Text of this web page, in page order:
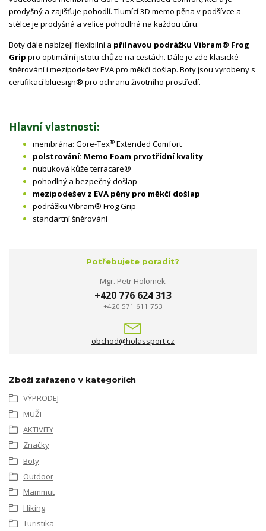
prodyšný a zajišťuje pohodlí. Tlumící 3D memo pěna v podšívce a
stélce je prodyšná a velice pohodlná na každou túru.
Boty dále nabízejí flexibilní a přilnavou podrážku Vibram® Frog
Grip pro optimální jistotu chůze na cestách. Dále je zde klasické
šněrování i mezipodešev EVA pro měkčí došlap. Boty jsou vyrobeny s
certifikací bluesign® pro ochranu životního prostředí.
Hlavní vlastnosti:
membrána: Gore-Tex® Extended Comfort
polstrování: Memo Foam prvotřídní kvality
nubuková kůže terracare®
pohodlný a bezpečný došlap
mezipodešev z EVA pěny pro měkčí došlap
podrážku Vibram® Frog Grip
standartní šněrování
Potřebujete poradit?
Mgr. Petr Holomek
+420 776 624 313
+420 571 611 753
obchod@holassport.cz
Zboží zařazeno v kategoriích
VÝPRODEJ
MUŽI
AKTIVITY
Značky
Boty
Outdoor
Mammut
Hiking
Turistika